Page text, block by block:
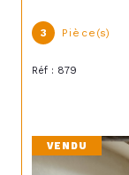
3 Pièce(s)
Réf : 879
VENDU